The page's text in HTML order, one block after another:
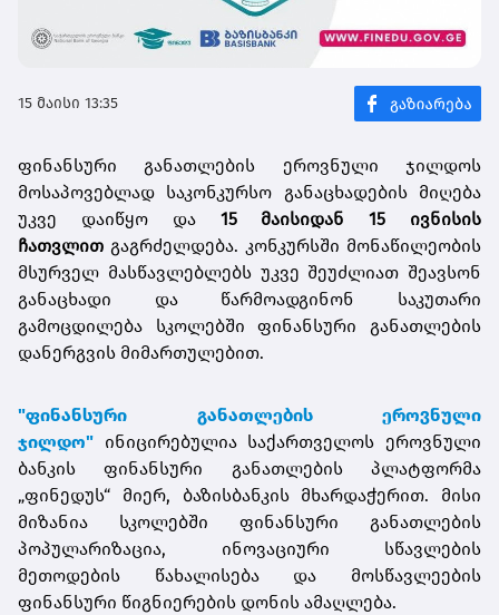
15 მაისი 13:35
ფინანსური განათლების ეროვნული ჯილდოს
მოსაპოვებლად საკონკურსო განაცხადების მიღება
უკვე დაიწყო და 15 მაისიდან 15 ივნისის
ჩათვლით გაგრძელდება. კონკურსში მონაწილეობის
მსურველ მასწავლებლებს უკვე შეუძლიათ შეავსონ
განაცხადი და წარმოადგინონ საკუთარი
გამოცდილება სკოლებში ფინანსური განათლების
დანერგვის მიმართულებით.
"ფინანსური განათლების ეროვნული
ჯილდო" ინიცირებულია საქართველოს ეროვნული
ბანკის ფინანსური განათლების პლატფორმა
„ფინედუს“ მიერ, ბაზისბანკის მხარდაჭერით. მისი
მიზანია სკოლებში ფინანსური განათლების
პოპულარიზაცია, ინოვაციური სწავლების
მეთოდების წახალისება და მოსწავლეების
ფინანსური წიგნიერების დონის ამაღლება.